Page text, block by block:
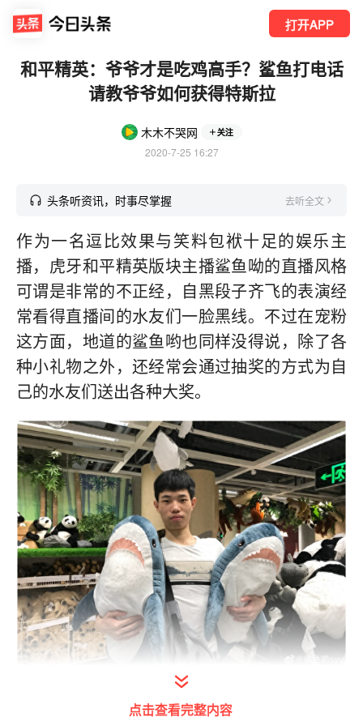
打开APP
和平精英：爷爷才是吃鸡高手？鲨鱼打电话
请教爷爷如何获得特斯拉
木木不哭网 关注
2020-7-25 16:27
头条听资讯，时事尽掌握 去听全文
作为一名逗比效果与笑料包袱十足的娱乐主
播，虎牙和平精英版块主播鲨鱼呦的直播风格
可谓是非常的不正经，自黑段子齐飞的表演经
常看得直播间的水友们一脸黑线。不过在宠粉
这方面，地道的鲨鱼哟也同样没得说，除了各
种小礼物之外，还经常会通过抽奖的方式为自
己的水友们送出各种大奖。
打开今日头条查看图片详情
前段时间《和平精英》官方放出了最新款载具
点击查看完整内容